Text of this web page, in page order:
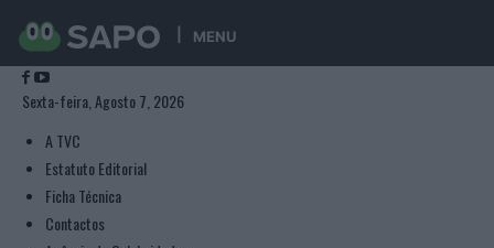
MENU
Sexta-feira, Agosto 7, 2026
A TVC
Estatuto Editorial
Ficha Técnica
Contactos